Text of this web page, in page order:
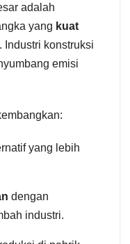
adalah
yang kuat
. Industri konstruksi
emisi
yang lebih
dengan
industri.